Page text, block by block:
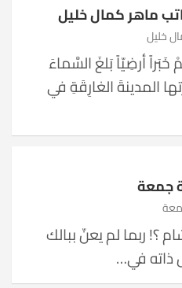
ماهر كمال خليل
خليل
خَبَراً أرضِيّاً بَلغَ السَّماءَ
المدينةَ الغارِقَةِ في
جمعة
؟! ربما لم يعنّ ببالك
ذاته في…